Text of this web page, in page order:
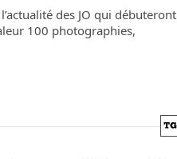
des JO qui débuteront
100 photographies,